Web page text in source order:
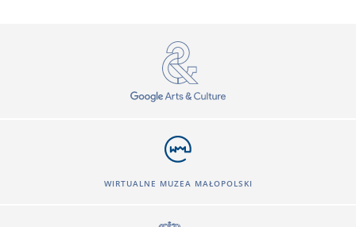
WIRTUALNE MUZEA MAŁOPOLSKI